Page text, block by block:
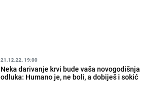
21.12.22. 19:00
Neka darivanje krvi bude vaša novogodišnja
odluka: Humano je, ne boli, a dobiješ i sokić